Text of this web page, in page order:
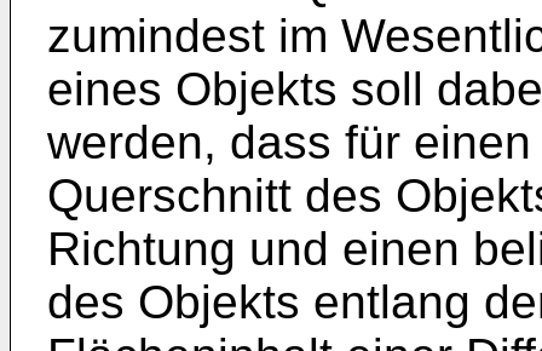
zumindest im
eines Objekts soll
werden, dass für
Querschnitt des
Richtung und einen
des Objekts entlang